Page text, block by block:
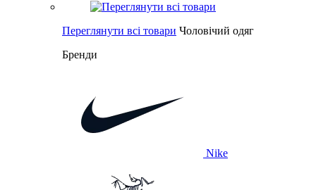
Переглянути всі товари Чоловічий одяг
Бренди
Nike